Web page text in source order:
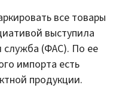
все товары
выступила
служба (ФАС). По ее
импорта есть
продукции.